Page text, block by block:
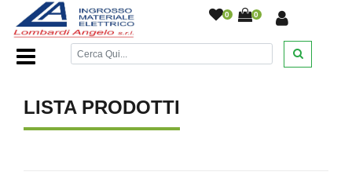
0 0
Home Page//
LISTA PRODOTTI